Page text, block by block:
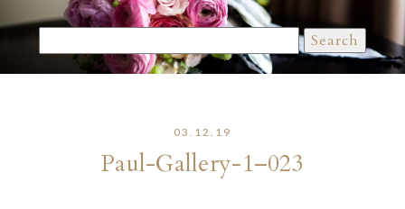
for:
03.12.19
Paul-Gallery-1–023